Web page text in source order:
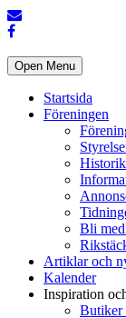
Open Menu
Startsida
Föreningen
Historik
Bli
Artiklar och
Kalender
Inspiration
Butiker